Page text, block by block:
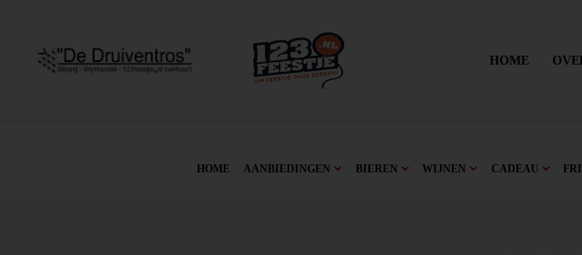
HOME
HOME AANBIEDINGEN BIEREN WIJNEN CADEAU